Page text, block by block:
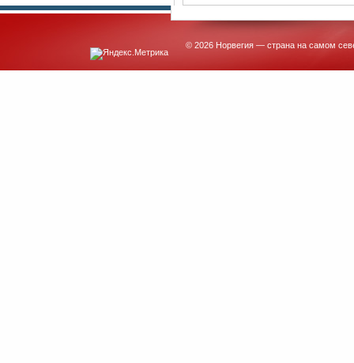
© 2026 Норвегия — страна на самом